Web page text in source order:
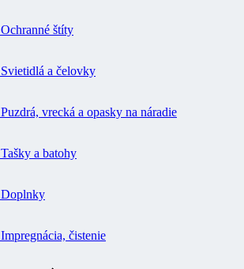
Ochranné štíty
Svietidlá a čelovky
Puzdrá, vrecká a opasky na náradie
Tašky a batohy
Doplnky
Impregnácia, čistenie